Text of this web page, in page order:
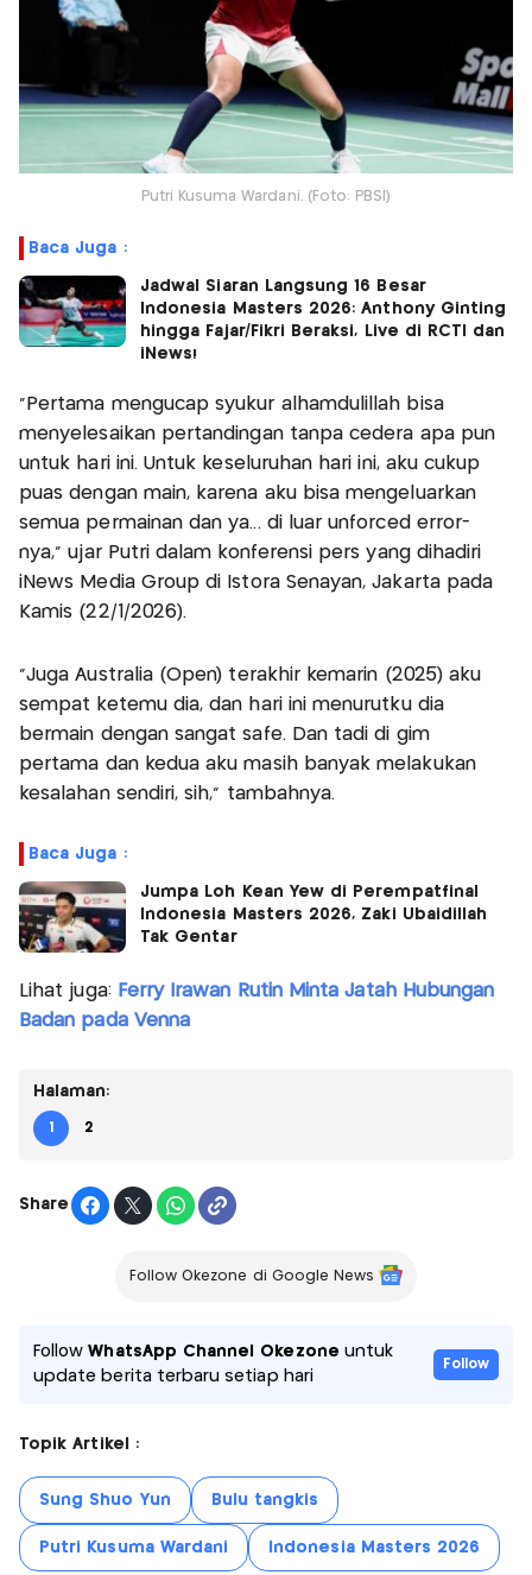
Putri Kusuma Wardani. (Foto: PBSI)
Baca Juga :
Jadwal Siaran Langsung 16 Besar
Indonesia Masters 2026: Anthony Ginting
hingga Fajar/Fikri Beraksi, Live di RCTI dan
iNews!
"Pertama mengucap syukur alhamdulillah bisa
menyelesaikan pertandingan tanpa cedera apa pun
untuk hari ini. Untuk keseluruhan hari ini, aku cukup
puas dengan main, karena aku bisa mengeluarkan
semua permainan dan ya... di luar unforced error-
nya," ujar Putri dalam konferensi pers yang dihadiri
iNews Media Group di Istora Senayan, Jakarta pada
Kamis (22/1/2026).
"Juga Australia (Open) terakhir kemarin (2025) aku
sempat ketemu dia, dan hari ini menurutku dia
bermain dengan sangat safe. Dan tadi di gim
pertama dan kedua aku masih banyak melakukan
kesalahan sendiri, sih," tambahnya.
Baca Juga :
Jumpa Loh Kean Yew di Perempatfinal
Indonesia Masters 2026, Zaki Ubaidillah
Tak Gentar
Lihat juga: Ferry Irawan Rutin Minta Jatah Hubungan
Badan pada Venna
Halaman:
1 2
Share
Follow Okezone di Google News
FollowWhatsApp Channel Okezone untuk
update berita terbaru setiap hari
Follow
Topik Artikel :
Sung Shuo Yun Bulu tangkis
Putri Kusuma Wardani Indonesia Masters 2026